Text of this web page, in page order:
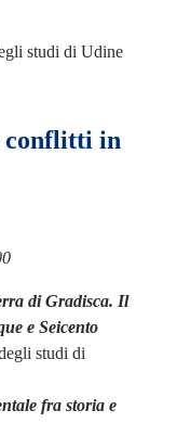
studi di Udine
conflitti in
di Gradisca. Il
e Seicento
studi di
fra storia e